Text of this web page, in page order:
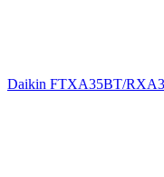
Daikin FTXA35BT/